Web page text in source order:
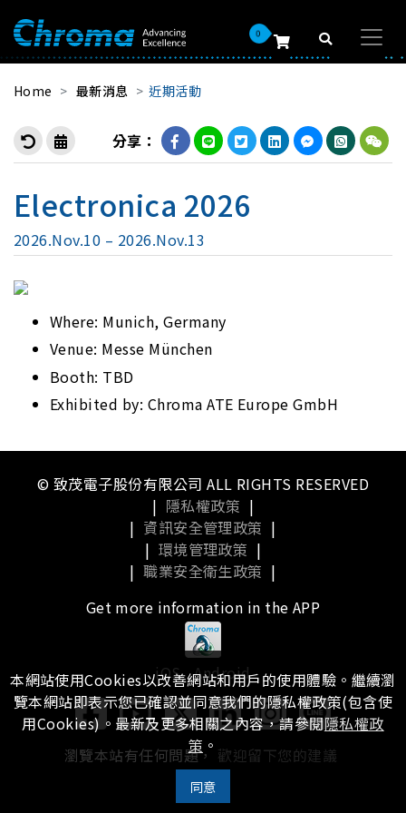
0
Home 最新消息 近期活動
分享：
Electronica 2026
2026.Nov.10 – 2026.Nov.13
Where: Munich, Germany
Venue: Messe München
Booth: TBD
Exhibited by: Chroma ATE Europe GmbH
© 致茂電子股份有限公司 ALL RIGHTS RESERVED
| 隱私權政策 |
| 資訊安全管理政策 |
| 環境管理政策 |
| 職業安全衛生政策 |
Get more information in the APP
iOS Android
瀏覽本站有任何問題， 歡迎留下您的建議
本網站使用Cookies以改善網站和用戶的使用體驗。繼續瀏
覽本網站即表示您已確認並同意我們的隱私權政策(包含使
用Cookies)。最新及更多相關之內容，請參閱隱私權政
策 。
同意